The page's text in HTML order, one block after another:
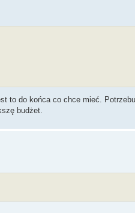
to do końca co chce mieć.
budżet.